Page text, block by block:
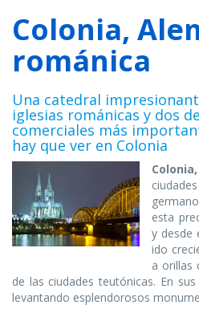
Colonia,
románica
Una catedral
iglesias románicas y dos
comerciales más
hay que ver en Colonia
esta
y desde
ido
a orillas
de las ciudades teutónicas. En
levantando esplendorosos